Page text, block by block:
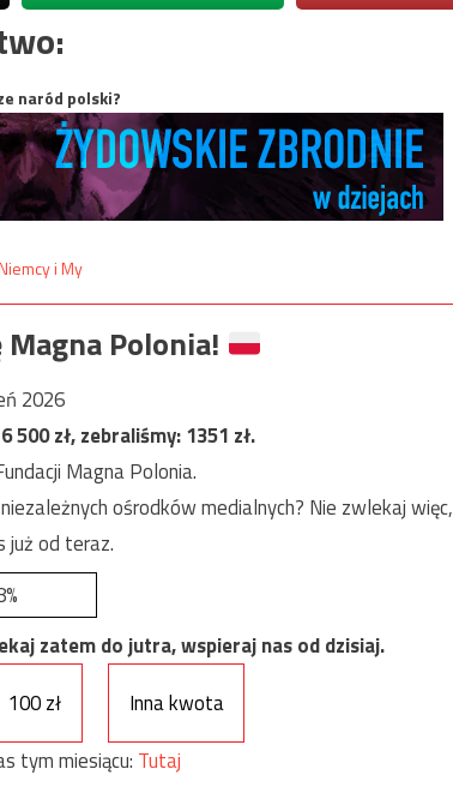
naród polski?
Polonia!
2026
500zł, zebraliśmy:1351 zł.
Magna Polonia.
ośrodków medialnych? Nie zwlekaj więc,
już od teraz.
zatem do jutra, wspieraj nas od dzisiaj.
100 zł
Inna kwota
tym miesiącu: Tutaj